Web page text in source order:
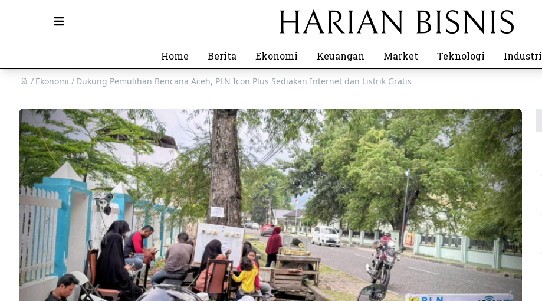
Open main menu
Home Berita Ekonomi Keuangan Market Teknologi Industri
Ekonomi Dukung Pemulihan Bencana Aceh, PLN Icon Plus Sediakan Internet dan Listrik Gratis